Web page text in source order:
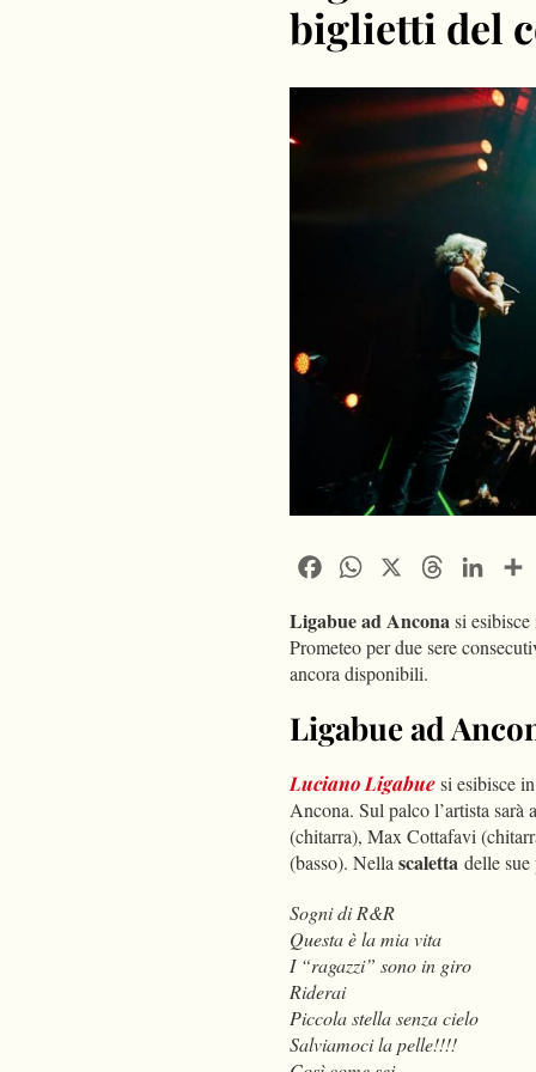
biglietti del
FacebookWhatsApp Threads
Ligabue ad Anconasi
Prometeo per due sere
ancora disponibili.
Ligabue ad
Luciano Ligabuesi esibisce
Ancona. Sul palco l’artista
(chitarra), Max Cottafavi
(basso). Nellascaletta delle
Sogni di R&R
Questa è la mia vita
I “ragazzi” sono in giro
Riderai
Piccola stella senza cielo
Salviamoci la pelle!!!!